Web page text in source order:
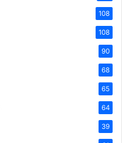
108
108
90
68
65
64
39